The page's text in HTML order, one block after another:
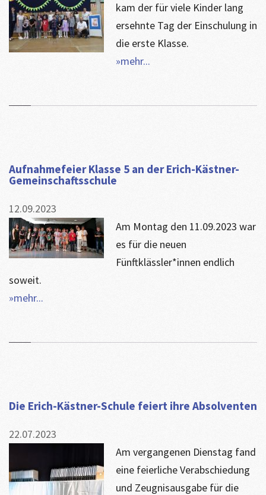
kam der für viele Kinder lang
ersehnte Tag der Einschulung in
die erste Klasse.
»mehr...
Aufnahmefeier Klasse 5 an der Erich-Kästner-
Gemeinschaftsschule
12.09.2023
Am Montag den 11.09.2023 war
es für die neuen
Fünftklässler*innen endlich
soweit.
»mehr...
​Die Erich-Kästner-Schule feiert ihre Absolventen
22.07.2023
Am vergangenen Dienstag fand
eine feierliche Verabschiedung
und Zeugnisausgabe für die